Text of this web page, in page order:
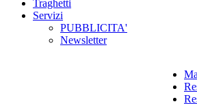
Traghetti
Servizi
PUBBLICITA'
Newsletter